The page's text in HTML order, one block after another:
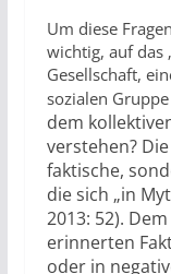
Um diese
wichtig, auf das
Gesellschaft,
sozialen
dem
verstehen?
faktische,
die sich „in
2013: 52).
erinnerten
oder in